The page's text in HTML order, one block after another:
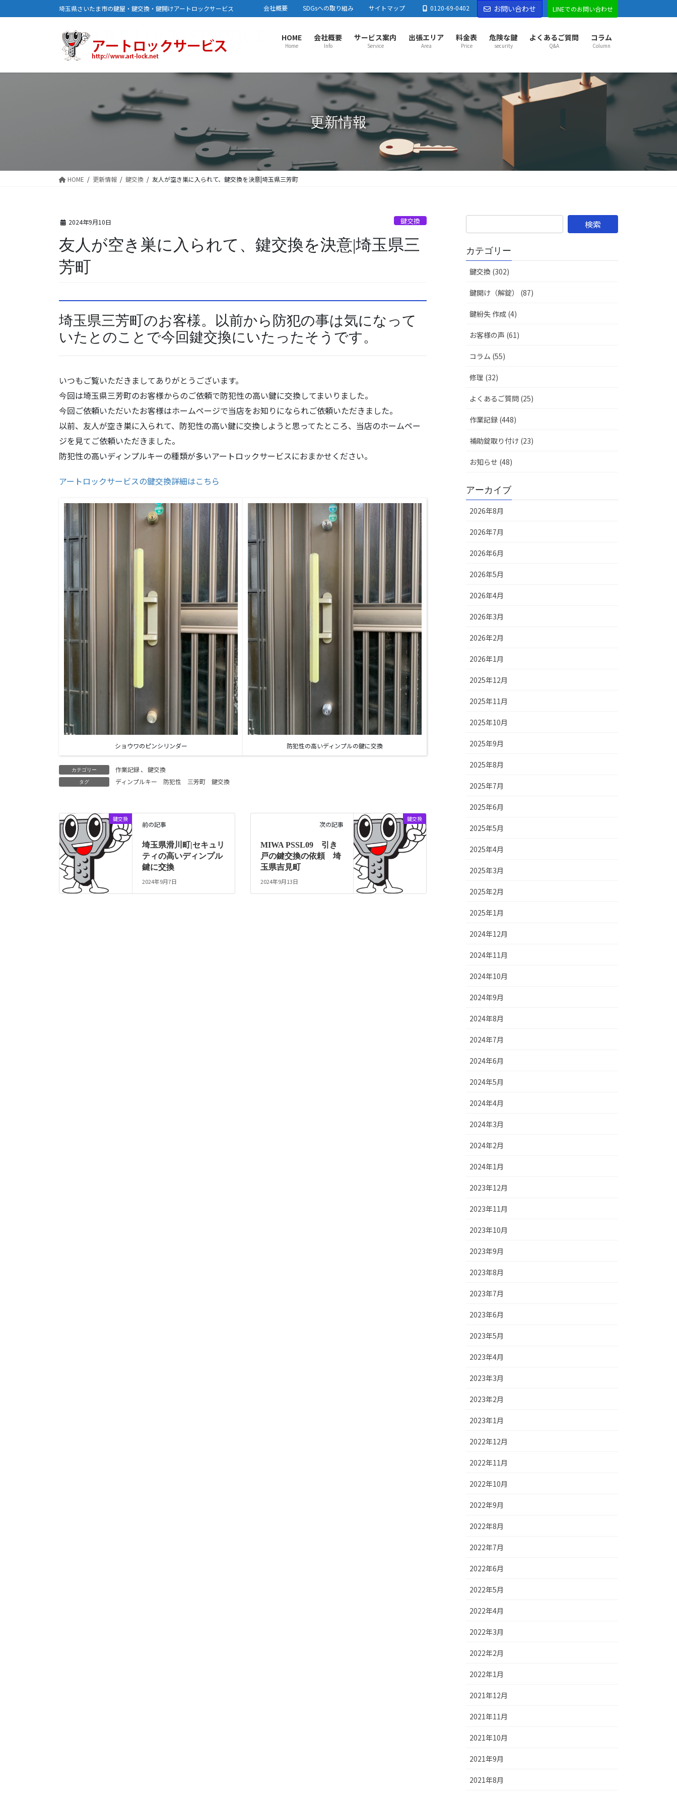
ン
ビ
埼玉県さいたま市の鍵屋・鍵交換・鍵開けアートロックサービス 会社概要 SDGsへの取り組み サイトマップ 0120-69-0402 お問い合わせ LINEでのお問い合わせ
HOME
Home
会社概要
Info
サービス案内
Service
出張エリア
Area
さいたま市センター
さいたま市川口市蕨市戸田市
足立区
練馬区
春日部市センター
春日部市越谷市 草加市八潮市
吉川市
加須市 久喜市幸手市宮代町杉戸町松伏町
松戸市
流山市
古河市 五霞町境町
上尾市センター
上尾市蓮田市行田市羽生市鴻巣市 桶川市北本市
白岡市伊奈町川島町吉見町
川越市センター
川越市東松山市 坂戸市鶴ヶ島市
毛呂山町
朝霞市志木市和光市
新座市富士見市日高市 東村山市周辺
熊谷市センター
熊谷市秩父市 深谷市
上里町寄居町
栃木市足利市伊勢崎市太田市館林市邑楽郡
料金表
Price
危険な鍵
security
よくあるご質問
Q&A
コラム
Column
更新情報
HOME 更新情報 鍵交換 友人が空き巣に入られて、鍵交換を決意|埼玉県三芳町
2024年9月10日 鍵交換
友人が空き巣に入られて、鍵交換を決意|埼玉県三
芳町
埼玉県三芳町のお客様。以前から防犯の事は気になって
いたとのことで今回鍵交換にいたったそうです。
いつもご覧いただきましてありがとうございます。
今回は埼玉県三芳町のお客様からのご依頼で防犯性の高い鍵に交換してまいりました。
今回ご依頼いただいたお客様はホームページで当店をお知りになられご依頼いただきました。
以前、友人が空き巣に入られて、防犯性の高い鍵に交換しようと思ってたところ、当店のホームペー
ジを見てご依頼いただきました。
防犯性の高いディンプルキーの種類が多いアートロックサービスにおまかせください。
アートロックサービスの鍵交換詳細はこちら
ショウワのピンシリンダー 防犯性の高いディンプルの鍵に交換
カテゴリー 作業記録、 鍵交換
タグ ディンプルキー 防犯性 三芳町 鍵交換
鍵交換
前の記事
埼玉県滑川町|セキュリ
ティの高いディンプル
鍵に交換
2024年9月7日
鍵交換
次の記事
MIWA PSSL09 引き
戸の鍵交換の依頼 埼
玉県吉見町
2024年9月13日
カテゴリー
鍵交換 (302)
鍵開け（解錠） (87)
鍵紛失 作成 (4)
お客様の声 (61)
コラム (55)
修理 (32)
よくあるご質問 (25)
作業記録 (448)
補助錠取り付け (23)
お知らせ (48)
アーカイブ
2026年8月
2026年7月
2026年6月
2026年5月
2026年4月
2026年3月
2026年2月
2026年1月
2025年12月
2025年11月
2025年10月
2025年9月
2025年8月
2025年7月
2025年6月
2025年5月
2025年4月
2025年3月
2025年2月
2025年1月
2024年12月
2024年11月
2024年10月
2024年9月
2024年8月
2024年7月
2024年6月
2024年5月
2024年4月
2024年3月
2024年2月
2024年1月
2023年12月
2023年11月
2023年10月
2023年9月
2023年8月
2023年7月
2023年6月
2023年5月
2023年4月
2023年3月
2023年2月
2023年1月
2022年12月
2022年11月
2022年10月
2022年9月
2022年8月
2022年7月
2022年6月
2022年5月
2022年4月
2022年3月
2022年2月
2022年1月
2021年12月
2021年11月
2021年10月
2021年9月
2021年8月